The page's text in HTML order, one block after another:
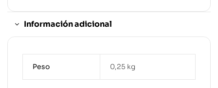
Información adicional
Peso 0,25 kg